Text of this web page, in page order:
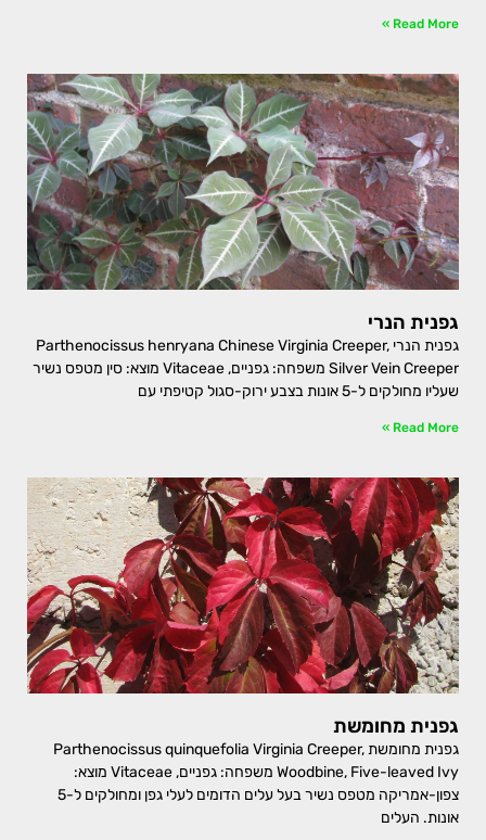
Read More »
גפנית הנרי
גפנית הנרי Parthenocissus henryana Chinese Virginia Creeper,
Silver Vein Creeper משפחה: גפניים, Vitaceae מוצא: סין מטפס נשיר
שעליו מחולקים ל-5 אונות בצבע ירוק-סגול קטיפתי עם
Read More »
גפנית מחומשת
גפנית מחומשת Parthenocissus quinquefolia Virginia Creeper,
Woodbine, Five-leaved Ivy משפחה: גפניים, Vitaceae מוצא:
צפון-אמריקה מטפס נשיר בעל עלים הדומים לעלי גפן ומחולקים ל-5
אונות. העלים